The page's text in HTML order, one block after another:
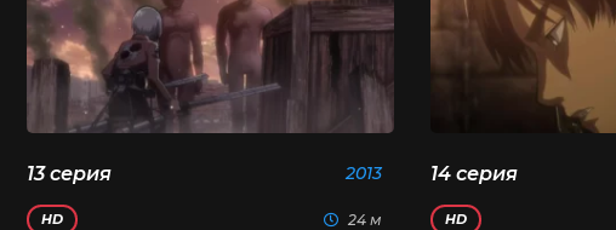
13 серия 2013
HD 24 м
14 серия
HD